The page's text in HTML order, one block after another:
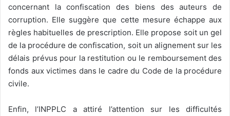
concernant la confiscation des biens des auteurs de
corruption. Elle suggère que cette mesure échappe aux
règles habituelles de prescription. Elle propose soit un gel
de la procédure de confiscation, soit un alignement sur les
délais prévus pour la restitution ou le remboursement des
fonds aux victimes dans le cadre du Code de la procédure
civile.
Enfin, l’INPPLC a attiré l’attention sur les difficultés